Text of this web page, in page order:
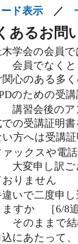
ド表示 ／
あるお問
木学会の会員
会員でなくと
関心のある多
のための受
講習会後のア
での受講証明
い方へは受講
ァックスや電
大変申し訳ご
おりません
違いで二度申
ますか ［6/8
そのままで結
込にあたって